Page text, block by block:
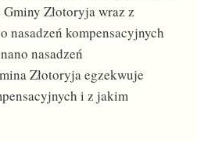
Złotoryja wraz z
nasadzeń kompensacyjnych
nasadzeń
Złotoryja egzekwuje
i z jakim